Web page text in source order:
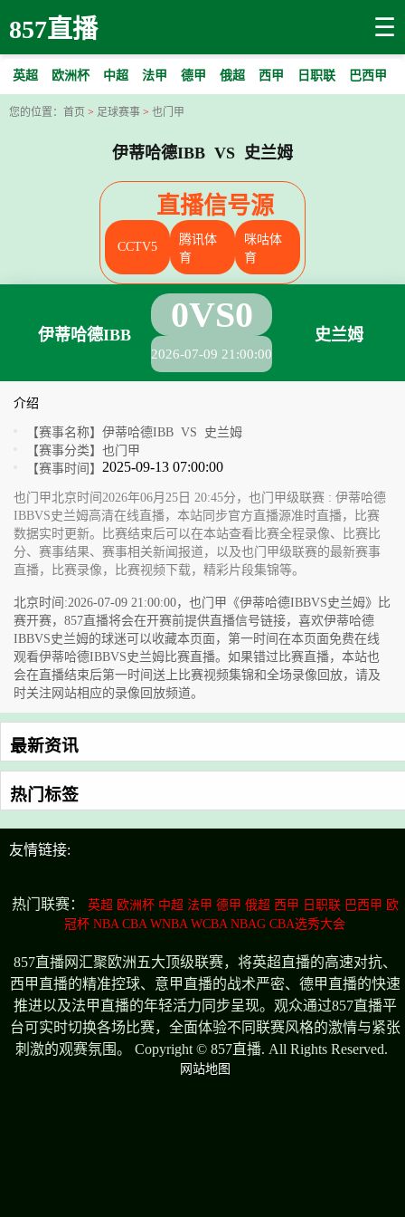
857直播 ☰
英超 欧洲杯 中超 法甲 德甲 俄超 西甲 日职联 巴西甲
您的位置： 首页 > 足球赛事 > 也门甲
伊蒂哈德IBB VS 史兰姆
直播信号源
CCTV5
腾讯体
育
咪咕体
育
伊蒂哈德IBB 0VS0
2026-07-09 21:00:00
史兰姆
介绍
【赛事名称】 伊蒂哈德IBB VS 史兰姆
【赛事分类】 也门甲
【赛事时间】 2025-09-13 07:00:00
也门甲北京时间2026年06月25日 20:45分，也门甲级联赛 : 伊蒂哈德
IBBVS史兰姆高清在线直播，本站同步官方直播源准时直播，比赛
数据实时更新。比赛结束后可以在本站查看比赛全程录像、比赛比
分、赛事结果、赛事相关新闻报道，以及也门甲级联赛的最新赛事
直播，比赛录像，比赛视频下载，精彩片段集锦等。
北京时间:2026-07-09 21:00:00，也门甲《伊蒂哈德IBBVS史兰姆》比
赛开赛，857直播将会在开赛前提供直播信号链接，喜欢伊蒂哈德
IBBVS史兰姆的球迷可以收藏本页面，第一时间在本页面免费在线
观看伊蒂哈德IBBVS史兰姆比赛直播。如果错过比赛直播，本站也
会在直播结束后第一时间送上比赛视频集锦和全场录像回放，请及
时关注网站相应的录像回放频道。
最新资讯
热门标签
友情链接:
热门联赛： 英超 欧洲杯 中超 法甲 德甲 俄超 西甲 日职联 巴西甲 欧
冠杯 NBA CBA WNBA WCBA NBAG CBA选秀大会
857直播网汇聚欧洲五大顶级联赛，将英超直播的高速对抗、
西甲直播的精准控球、意甲直播的战术严密、德甲直播的快速
推进以及法甲直播的年轻活力同步呈现。观众通过857直播平
台可实时切换各场比赛，全面体验不同联赛风格的激情与紧张
刺激的观赛氛围。 Copyright © 857直播. All Rights Reserved.
网站地图